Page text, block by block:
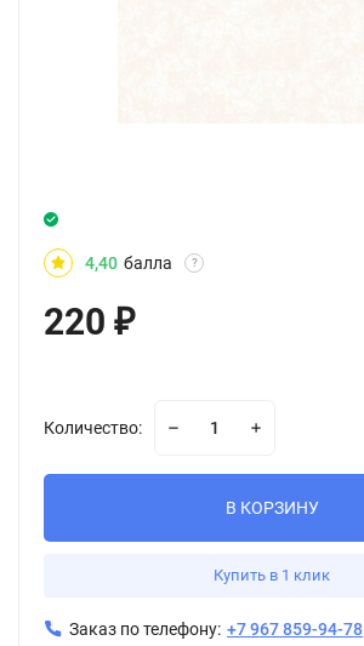
4,40 балла ?
220 ₽
Количество:
В КОРЗИНУ
Купить в 1 клик
Заказ по телефону: +7 967 859-94-78